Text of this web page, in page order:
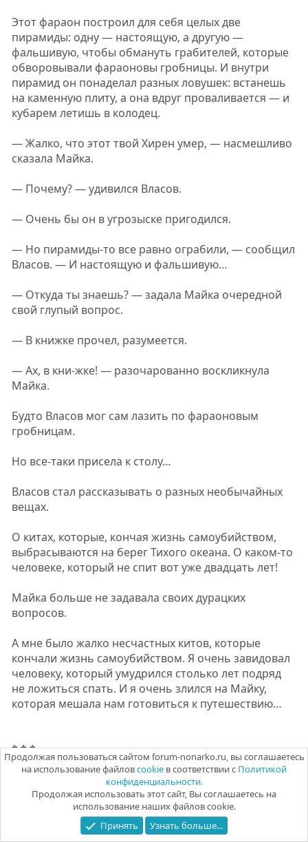
Этот фараон построил для себя целых две
пирамиды: одну — настоящую, а другую —
фальшивую, чтобы обмануть грабителей, которые
обворовывали фараоновы гробницы. И внутри
пирамид он понаделал разных ловушек: встанешь
на каменную плиту, а она вдруг проваливается — и
кубарем летишь в колодец.
— Жалко, что этот твой Хирен умер, — насмешливо
сказала Майка.
— Почему? — удивился Власов.
— Очень бы он в угрозыске пригодился.
— Но пирамиды-то все равно ограбили, — сообщил
Власов. — И настоящую и фальшивую…
— Откуда ты знаешь? — задала Майка очередной
свой глупый вопрос.
— В книжке прочел, разумеется.
— Ах, в кни-жке! — разочарованно воскликнула
Майка.
Будто Власов мог сам лазить по фараоновым
гробницам.
Но все-таки присела к столу…
Власов стал рассказывать о разных необычайных
вещах.
О китах, которые, кончая жизнь самоубийством,
выбрасываются на берег Тихого океана. О каком-то
человеке, который не спит вот уже двадцать лет!
Майка больше не задавала своих дурацких
вопросов.
А мне было жалко несчастных китов, которые
кончали жизнь самоубийством. Я очень завидовал
человеку, который умудрился столько лет подряд
не ложиться спать. И я очень злился на Майку,
которая мешала нам готовиться к путешествию…
* * *
Вот уже пятый день я ем только те продукты,
которые быстро портятся. А те, которые не
портятся, складываю в ящик письменного стола,
где лежат мои учебники и тетради.
Продолжая пользоваться сайтом forum-nonarko.ru, вы соглашаетесь
на использование файловcookie в соответствии с Политикой
конфиденциальности.
Продолжая использовать этот сайт, Вы соглашаетесь на
использование наших файлов cookie.
Принять
Узнать больше...